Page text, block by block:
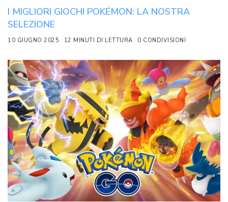
I MIGLIORI GIOCHI POKÉMON: LA NOSTRA
SELEZIONE
10 GIUGNO 2025 12 MINUTI DI LETTURA 0 CONDIVISIONI